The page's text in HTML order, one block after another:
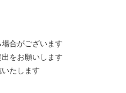
合がございます
をお願いします
たします